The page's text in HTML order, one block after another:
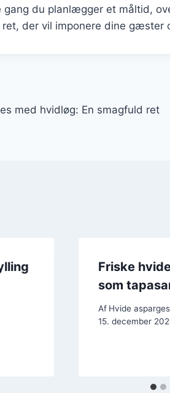
du planlægger et måltid,
ret, der vil imponere dine gæster
med hvidløg: En smagfuld ret
Friske
som
Af Hvide asparges
15. december